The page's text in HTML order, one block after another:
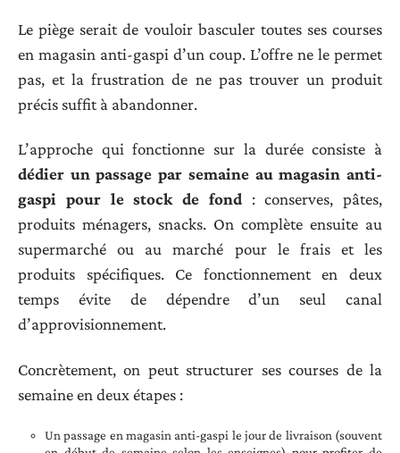
Le piège serait de vouloir basculer toutes ses courses
en magasin anti-gaspi d’un coup. L’offre ne le permet
pas, et la frustration de ne pas trouver un produit
précis suffit à abandonner.
L’approche qui fonctionne sur la durée consiste à
dédier un passage par semaine au magasin anti-
gaspi pour le stock de fond: conserves, pâtes,
produits ménagers, snacks. On complète ensuite au
supermarché ou au marché pour le frais et les
produits spécifiques. Ce fonctionnement en deux
temps évite de dépendre d’un seul canal
d’approvisionnement.
Concrètement, on peut structurer ses courses de la
semaine en deux étapes :
Un passage en magasin anti-gaspi le jour de livraison (souvent